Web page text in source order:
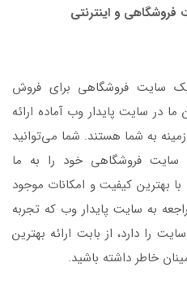
فروشگاهی و اینترنتی
سایت فروشگاهی برای فروش
در سایت پایدار وب آماده ارائه
به شما هستند. شما می‌توانید
سایت فروشگاهی خود را به ما
بهترین کیفیت و امکانات موجود
به سایت پایدار وب که تجربه
را دارد، از بابت ارائه بهترین
خاطر داشته باشید.